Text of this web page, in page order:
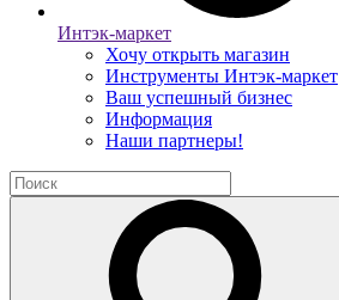
Интэк-маркет
Хочу открыть магазин
Инструменты Интэк-маркет
Ваш успешный бизнес
Информация
Наши партнеры!